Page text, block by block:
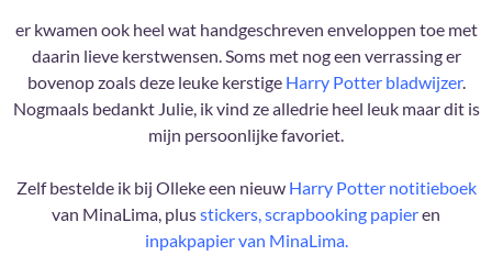
er kwamen ook heel wat handgeschreven enveloppen toe met
daarin lieve kerstwensen. Soms met nog een verrassing er
bovenop zoals deze leuke kerstige Harry Potter bladwijzer.
Nogmaals bedankt Julie, ik vind ze alledrie heel leuk maar dit is
mijn persoonlijke favoriet.
Zelf bestelde ik bij Olleke een nieuw Harry Potter notitieboek
van MinaLima, plusstickers, scrapbooking papieren
inpakpapier van MinaLima.